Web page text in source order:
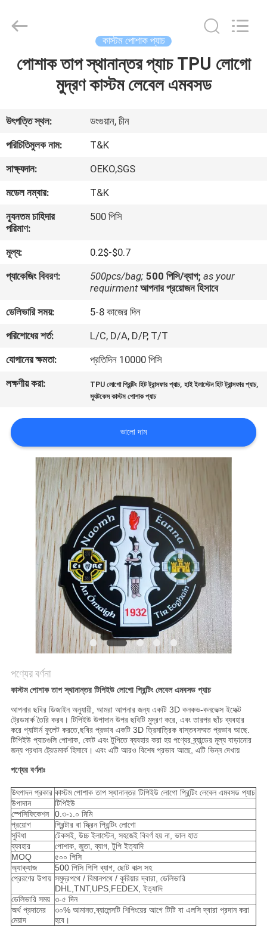
বাড়ি
আমাদের
সম্পর্কে
কারখানা
ভ্রমণ
মান
নিয়ন্ত্রণ
যোগাযোগ
করুন
উদ্ধৃতির
আবেদন
PRIVACY
POLICY
Accessories
Co.,Ltd.
কাস্টম পোশাক প্যাচ
পোশাক তাপ স্থানান্তর প্যাচ TPU লোগো
মুদ্রণ কাস্টম লেবেল এমবসড
উৎপত্তি স্থল:
ডংগুয়ান, চীন
পরিচিতিমুলক নাম:
T&K
সাক্ষ্যদান:
OEKO,SGS
মডেল নম্বার:
T&K
ন্যূনতম চাহিদার
পরিমাণ:
500 পিসি
মূল্য:
0.2$-$0.7
প্যাকেজিং বিবরণ:
500pcs/bag; 500 পিসি/ব্যাগ; as your
requirment আপনার প্রয়োজন হিসাবে
ডেলিভারি সময়:
5-8 কাজের দিন
পরিশোধের শর্ত:
L/C, D/A, D/P, T/T
যোগানের ক্ষমতা:
প্রতিদিন 10000 পিসি
লক্ষণীয় করা:
TPU লোগো প্রিন্টিং হিট ট্রান্সফার প্যাচ,হাই ইলাস্টেন হিট ট্রান্সফার প্যাচ,
স্যুটকেস কাস্টম পোশাক প্যাচ
ভালো দাম
পণ্যের বর্ণনা
কাস্টম পোশাক তাপ স্থানান্তর টিপিইউ লোগো প্রিন্টিং লেবেল এমবসড প্যাচ
আপনার ছবির ডিজাইন অনুযায়ী, আমরা আপনার জন্য একটি 3D কনকভ-কনভেক্স ইফেক্ট
ট্রেডমার্ক তৈরি করব। টিপিইউ উপাদান উপর ছবিটি মুদ্রণ করে, এবং তারপর ছাঁচ ব্যবহার
করে প্যাটার্ন ফুলেট করতে,ছবির প্রভাব একটি 3D ত্রিমাত্রিক বাস্তবসম্মত প্রভাব আছে.
টিপিইউ প্যাচগুলি পোশাক, কোট এবং টুপিতে ব্যবহার করা হয় পণ্যের ব্র্যান্ডের মূল্য বাড়ানোর
জন্য প্রধান ট্রেডমার্ক হিসাবে। এবং এটি আরও বিশেষ প্রভাব আছে, এটি ভিন্ন দেখায়
পণ্যের বর্ণনাঃ
উৎপাদন প্রকার কাস্টম পোশাক তাপ স্থানান্তর টিপিইউ লোগো প্রিন্টিং লেবেল এমবসড প্যাচ
উপাদান
টিপিইউ
স্পেসিফিকেশন
0.৩-১.০ মিমি
প্রয়োগ
প্রিন্টার বা স্ক্রিন প্রিন্টিং লোগো
সুবিধা
টেকসই, উচ্চ ইলাস্টেন, সহজেই বিবর্ণ হয় না, ভাল হাত
ব্যবহার
পোশাক, জুতা, ব্যাগ, টুপি ইত্যাদি
MOQ
৫০০ পিসি
অ্যাক্যাজ
500 পিসি পিপি ব্যাগ, ছোট বাক্স সহ
প্রেরণের উপায় সমুদ্রপথে / বিমানপথে / কুরিয়ার দ্বারা, ডেলিভারি
DHL,TNT,UPS,FEDEX, ইত্যাদি
ডেলিভারি সময় ৩-৫ দিন
অর্থ প্রদানের
মেয়াদ
৩০% আমানত,ব্যালেন্সটি শিপিংয়ের আগে টিটি বা এলসি দ্বারা প্রদান করা
হবে।